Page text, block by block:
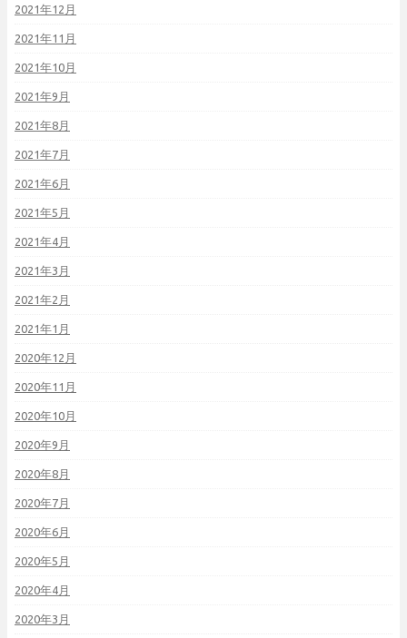
2021年12月
2021年11月
2021年10月
2021年9月
2021年8月
2021年7月
2021年6月
2021年5月
2021年4月
2021年3月
2021年2月
2021年1月
2020年12月
2020年11月
2020年10月
2020年9月
2020年8月
2020年7月
2020年6月
2020年5月
2020年4月
2020年3月